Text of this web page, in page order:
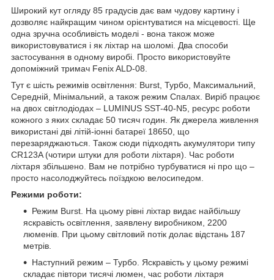
Широкий кут огляду 85 градусів дає вам чудову картину і
дозволяє найкращим чином орієнтуватися на місцевості. Ще
одна зручна особливість моделі - вона також може
використовуватися і як ліхтар на шоломі. Два способи
застосування в одному виробі. Просто використовуйте
допоміжний тримач Fenix ​​ALD-08.
Тут є шість режимів освітлення: Burst, Турбо, Максимальний,
Середній, Мінімальний, а також режим Спалах. Виріб працює
на двох світлодіодах – LUMINUS SST-40-N5, ресурс роботи
кожного з яких складає 50 тисяч годин. Як джерела живлення
використані дві літій-іонні батареї 18650, що
перезаряджаються. Також сюди підходять акумулятори типу
CR123A (чотири штуки для роботи ліхтаря). Час роботи
ліхтаря збільшено. Вам не потрібно турбуватися ні про що –
просто насолоджуйтесь поїздкою велосипедом.
Режими роботи:
Режим Burst. На цьому рівні ліхтар видає найбільшу
яскравість освітлення, заявлену виробником, 2200
люменів. При цьому світловий потік долає відстань 187
метрів.
Наступний режим – Турбо. Яскравість у цьому режимі
складає півтори тисячі люмен, час роботи ліхтаря